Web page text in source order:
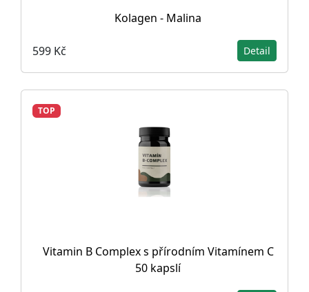
Kolagen - Malina
599 Kč Detail
TOP
Vitamin B Complex s přírodním Vitamínem C
50 kapslí